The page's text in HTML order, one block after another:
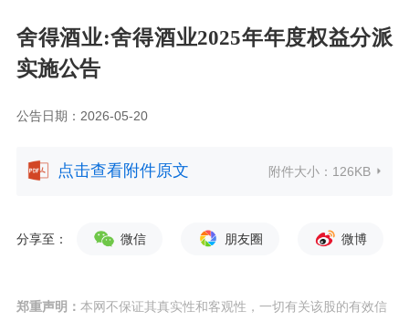
舍得酒业:舍得酒业2025年年度权益分派
实施公告
公告日期：2026-05-20
点击查看附件原文 附件大小： 126KB
分享至： 微信 朋友圈 微博
郑重声明： 本网不保证其真实性和客观性，一切有关该股的有效信